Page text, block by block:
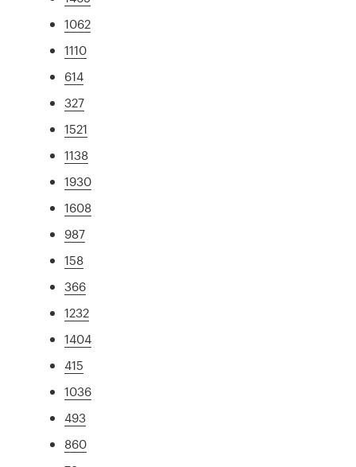
1062
1110
614
327
1521
1138
1930
1608
987
158
366
1232
1404
415
1036
493
860